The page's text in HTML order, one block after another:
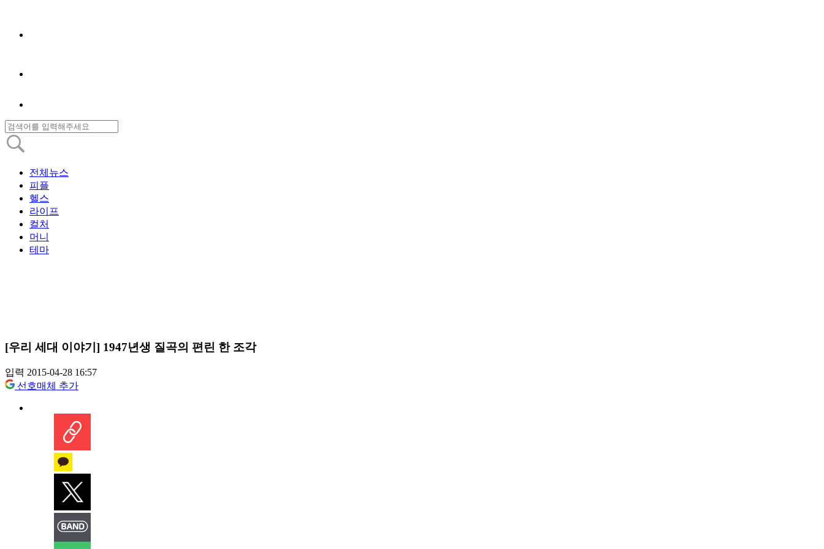
전체뉴스
피플
헬스
라이프
컬처
머니
테마
[우리 세대 이야기] 1947년생 질곡의 편린 한 조각
입력 2015-04-28 16:57
선호매체 추가